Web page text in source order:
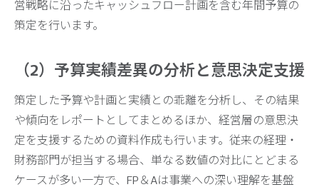
営戦略に沿ったキャッシュフロー計画を含む年間予算の
策定を行います。
（2）予算実績差異の分析と意思決定支援
策定した予算や計画と実績との乖離を分析し、その結果
や傾向をレポートとしてまとめるほか、経営層の意思決
定を支援するための資料作成も行います。従来の経理・
財務部門が担当する場合、単なる数値の対比にとどまる
ケースが多い一方で、FP＆Aは事業への深い理解を基盤